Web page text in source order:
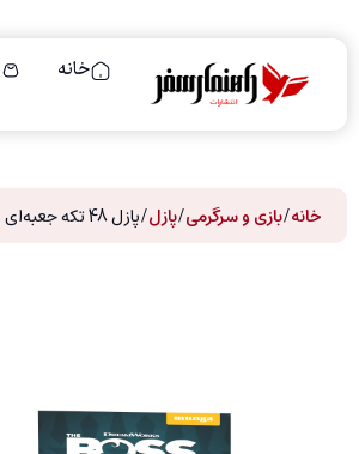
خانه
خانه/بازی و سرگرمی/پازل/ پازل 48 تکه جعبه‌ای مونگا طرح بچه رئیس